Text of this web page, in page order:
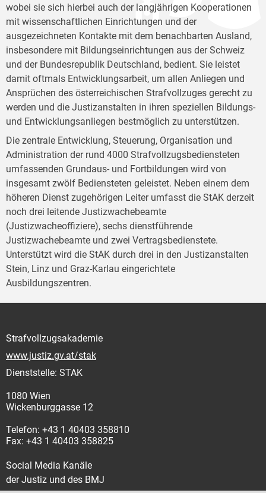
wobei sie sich hierbei auch der langjährigen Kooperationen
mit wissenschaftlichen Einrichtungen und der
ausgezeichneten Kontakte mit dem benachbarten Ausland,
insbesondere mit Bildungseinrichtungen aus der Schweiz
und der Bundesrepublik Deutschland, bedient. Sie leistet
damit oftmals Entwicklungsarbeit, um allen Anliegen und
Ansprüchen des österreichischen Strafvollzuges gerecht zu
werden und die Justizanstalten in ihren speziellen Bildungs-
und Entwicklungsanliegen bestmöglich zu unterstützen.
Die zentrale Entwicklung, Steuerung, Organisation und
Administration der rund 4000 Strafvollzugsbediensteten
umfassenden Grundaus- und Fortbildungen wird von
insgesamt zwölf Bediensteten geleistet. Neben einem dem
höheren Dienst zugehörigen Leiter umfasst die StAK derzeit
noch drei leitende Justizwachebeamte
(Justizwacheoffiziere), sechs dienstführende
Justizwachebeamte und zwei Vertragsbedienstete.
Unterstützt wird die StAK durch drei in den Justizanstalten
Stein, Linz und Graz-Karlau eingerichtete
Ausbildungszentren.
Strafvollzugsakademie
www.justiz.gv.at/stak
Dienststelle: STAK
1080 Wien
Wickenburggasse 12
Telefon: +43 1 40403 358810
Fax: +43 1 40403 358825
Social Media Kanäle
der Justiz und des BMJ